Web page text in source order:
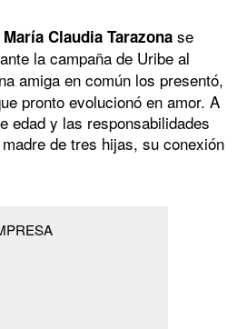
María Claudia Tarazona se
la campaña de Uribe al
amiga en común los presentó,
pronto evolucionó en amor. A
edad y las responsabilidades
de tres hijas, su conexión